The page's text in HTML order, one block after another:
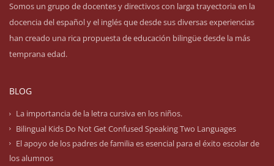
Somos un grupo de docentes y directivos con larga trayectoria en la
docencia del español y el inglés que desde sus diversas experiencias
han creado una rica propuesta de educación bilingüe desde la más
temprana edad.
BLOG
La importancia de la letra cursiva en los niños.
Bilingual Kids Do Not Get Confused Speaking Two Languages
El apoyo de los padres de familia es esencial para el éxito escolar de
los alumnos